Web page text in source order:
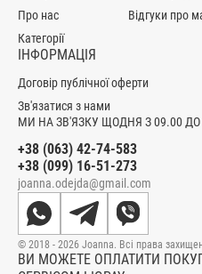
МИ НА ЗВ'ЯЗКУ ЩОДНЯ З 09.00 ДО
+38 (063) 42-74-583
+38 (099) 16-51-273
joanna.odejda@gmail.com
Про нас
Категорії
Відгуки про
ІНФОРМАЦІЯ
Договір публічної оферти
Зв'язатися з нами
ВИ МОЖЕТЕ ОПЛАТИТИ
© 2018 - 2026 Joanna. Всі права